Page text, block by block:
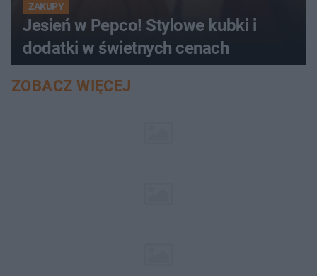
ZAKUPY
Jesień w Pepco! Stylowe kubki i
dodatki w świetnych cenach
ZOBACZ WIĘCEJ